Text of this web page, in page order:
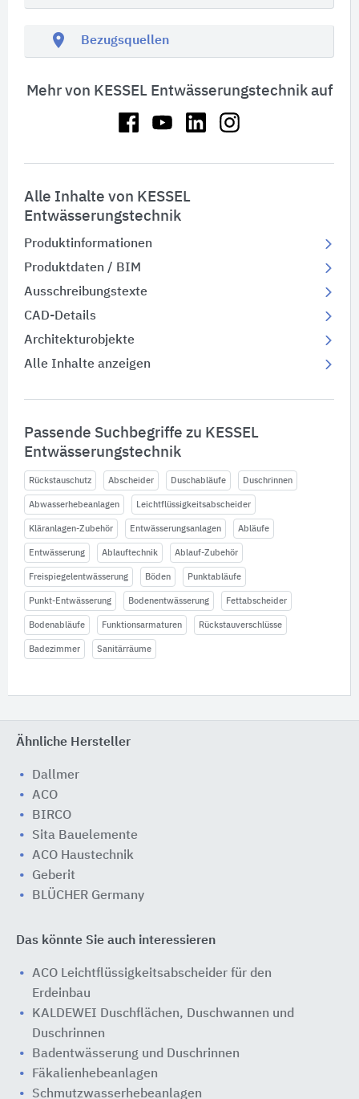
location_on Bezugsquellen
Mehr von KESSEL Entwässerungstechnik auf
Alle Inhalte von KESSEL
Entwässerungstechnik
Produktinformationen
Produktdaten / BIM
Ausschreibungstexte
CAD-Details
Architekturobjekte
Alle Inhalte anzeigen
Passende Suchbegriffe zu KESSEL
Entwässerungstechnik
Rückstauschutz Abscheider Duschabläufe Duschrinnen
Abwasserhebeanlagen Leichtflüssigkeitsabscheider
Kläranlagen-Zubehör Entwässerungsanlagen Abläufe
Entwässerung Ablauftechnik Ablauf-Zubehör
Freispiegelentwässerung Böden Punktabläufe
Punkt-Entwässerung Bodenentwässerung Fettabscheider
Bodenabläufe Funktionsarmaturen Rückstauverschlüsse
Badezimmer Sanitärräume
Ähnliche Hersteller
Dallmer
ACO
BIRCO
Sita Bauelemente
ACO Haustechnik
Geberit
BLÜCHER Germany
Das könnte Sie auch interessieren
ACO Leichtflüssigkeitsabscheider für den
Erdeinbau
KALDEWEI Duschflächen, Duschwannen und
Duschrinnen
Badentwässerung und Duschrinnen
Fäkalienhebeanlagen
Schmutzwasserhebeanlagen